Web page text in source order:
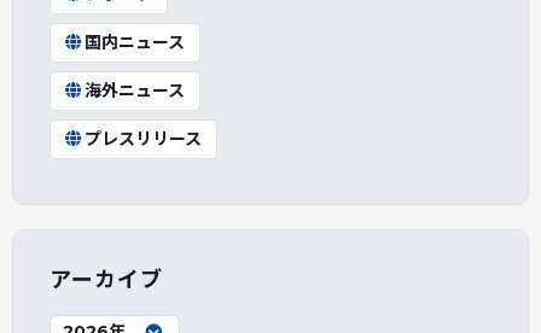
国内ニュース
海外ニュース
プレスリリース
アーカイブ